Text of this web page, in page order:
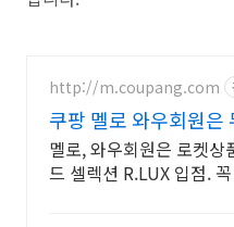
http://m.coupang.com
쿠팡 멜로 와우회원은
멜로, 와우회원은 로켓
드 셀렉션 R.LUX 입점.